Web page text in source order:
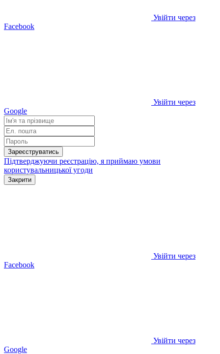
Увійти через
Facebook
Увійти через
Google
Зареєструватись
Підтверджуючи реєстрацію, я приймаю умови
користувальницької угоди
Закрити
Увійти через
Facebook
Увійти через
Google